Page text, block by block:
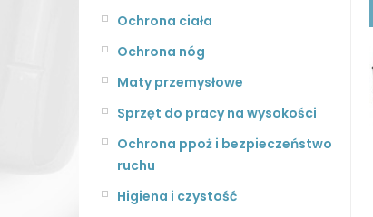
Ochrona ciała
Ochrona nóg
Maty przemysłowe
Sprzęt do pracy na wysokości
Ochrona ppoż i bezpieczeństwo
ruchu
Higiena i czystość